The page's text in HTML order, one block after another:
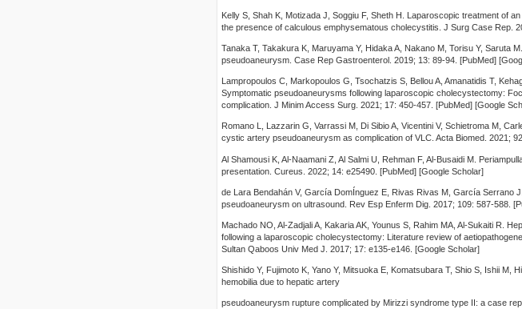
Kelly S, Shah K, Motizada J, Soggiu F, Sheth H. Laparoscopic treatment of
the presence of calculous emphysematous cholecystitis. J Surg Case Rep.
Tanaka T, Takakura K, Maruyama Y, Hidaka A, Nakano M, Torisu Y, Saruta
pseudoaneurysm. Case Rep Gastroenterol. 2019; 13: 89-94. [PubMed]
Lampropoulos C, Markopoulos G, Tsochatzis S, Bellou A, Amanatidis T,
Symptomatic pseudoaneurysms following laparoscopic cholecystectomy:
complication. J Minim Access Surg. 2021; 17: 450-457. [PubMed] [Google
Romano L, Lazzarin G, Varrassi M, Di Sibio A, Vicentini V, Schietroma M,
cystic artery pseudoaneurysm as complication of VLC. Acta Biomed. 2021;
Al Shamousi K, Al-Naamani Z, Al Salmi U, Rehman F, Al-Busaidi M.
presentation. Cureus. 2022; 14: e25490. [PubMed] [Google Scholar]
de Lara Bendahán V, García DomÍnguez E, Rivas Rivas M, García Serrano
pseudoaneurysm on ultrasound. Rev Esp Enferm Dig. 2017; 109: 587-588.
Machado NO, Al-Zadjali A, Kakaria AK, Younus S, Rahim MA, Al-Sukaiti R.
following a laparoscopic cholecystectomy: Literature review of
Sultan Qaboos Univ Med J. 2017; 17: e135-e146. [Google Scholar]
Shishido Y, Fujimoto K, Yano Y, Mitsuoka E, Komatsubara T, Shio S, Ishii M,
hemobilia due to hepatic artery
pseudoaneurysm rupture complicated by Mirizzi syndrome type II: a case